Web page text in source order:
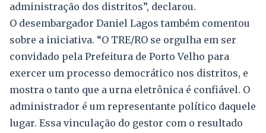
administração dos distritos”, declarou.
O desembargador Daniel Lagos também comentou
sobre a iniciativa. “O TRE/RO se orgulha em ser
convidado pela Prefeitura de Porto Velho para
exercer um processo democrático nos distritos, e
mostra o tanto que a urna eletrônica é confiável. O
administrador é um representante político daquele
lugar. Essa vinculação do gestor com o resultado